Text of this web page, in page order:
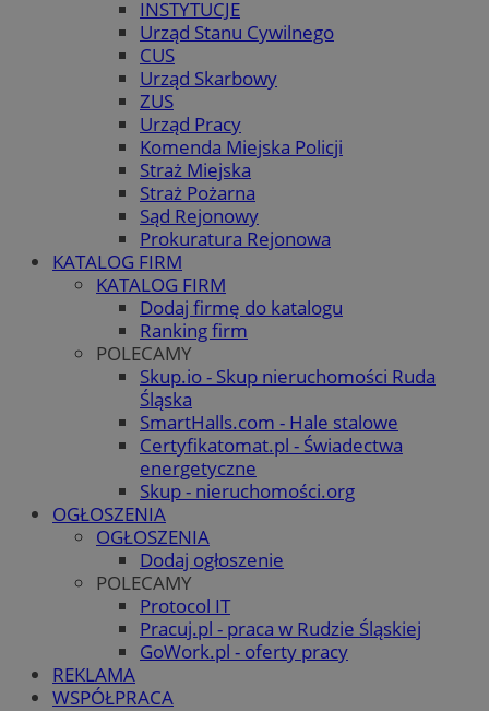
INSTYTUCJE
Urząd Stanu Cywilnego
CUS
Urząd Skarbowy
ZUS
Urząd Pracy
Komenda Miejska Policji
Straż Miejska
Straż Pożarna
Sąd Rejonowy
Prokuratura Rejonowa
KATALOG FIRM
KATALOG FIRM
Dodaj firmę do katalogu
Ranking firm
POLECAMY
Skup.io - Skup nieruchomości Ruda
Śląska
SmartHalls.com - Hale stalowe
Certyfikatomat.pl - Świadectwa
energetyczne
Skup - nieruchomości.org
OGŁOSZENIA
OGŁOSZENIA
Dodaj ogłoszenie
POLECAMY
Protocol IT
Pracuj.pl - praca w Rudzie Śląskiej
GoWork.pl - oferty pracy
REKLAMA
WSPÓŁPRACA